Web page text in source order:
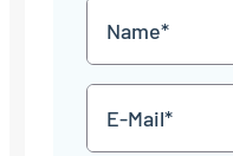
JJJJ
Mail